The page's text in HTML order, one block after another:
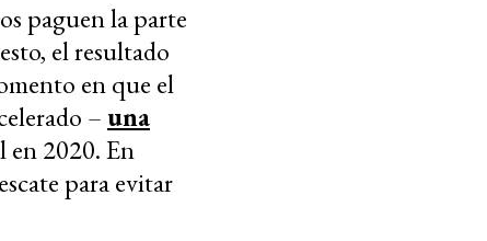
paguen la parte
el resultado
en que el
–una
en 2020. En
para evitar